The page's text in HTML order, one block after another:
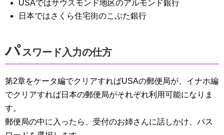
USAではサウスモンド地区のアルモンド銀行
日本ではさくら住宅街のこぶた銀行
パ スワード入力の仕方
第2章をケータ編でクリアすればUSAの郵便局が、イナホ編
でクリアすれば日本の郵便局がそれぞれ利用可能になりま
す。
郵便局の中に入ったら、受付のお姉さんに話しかけ、パス